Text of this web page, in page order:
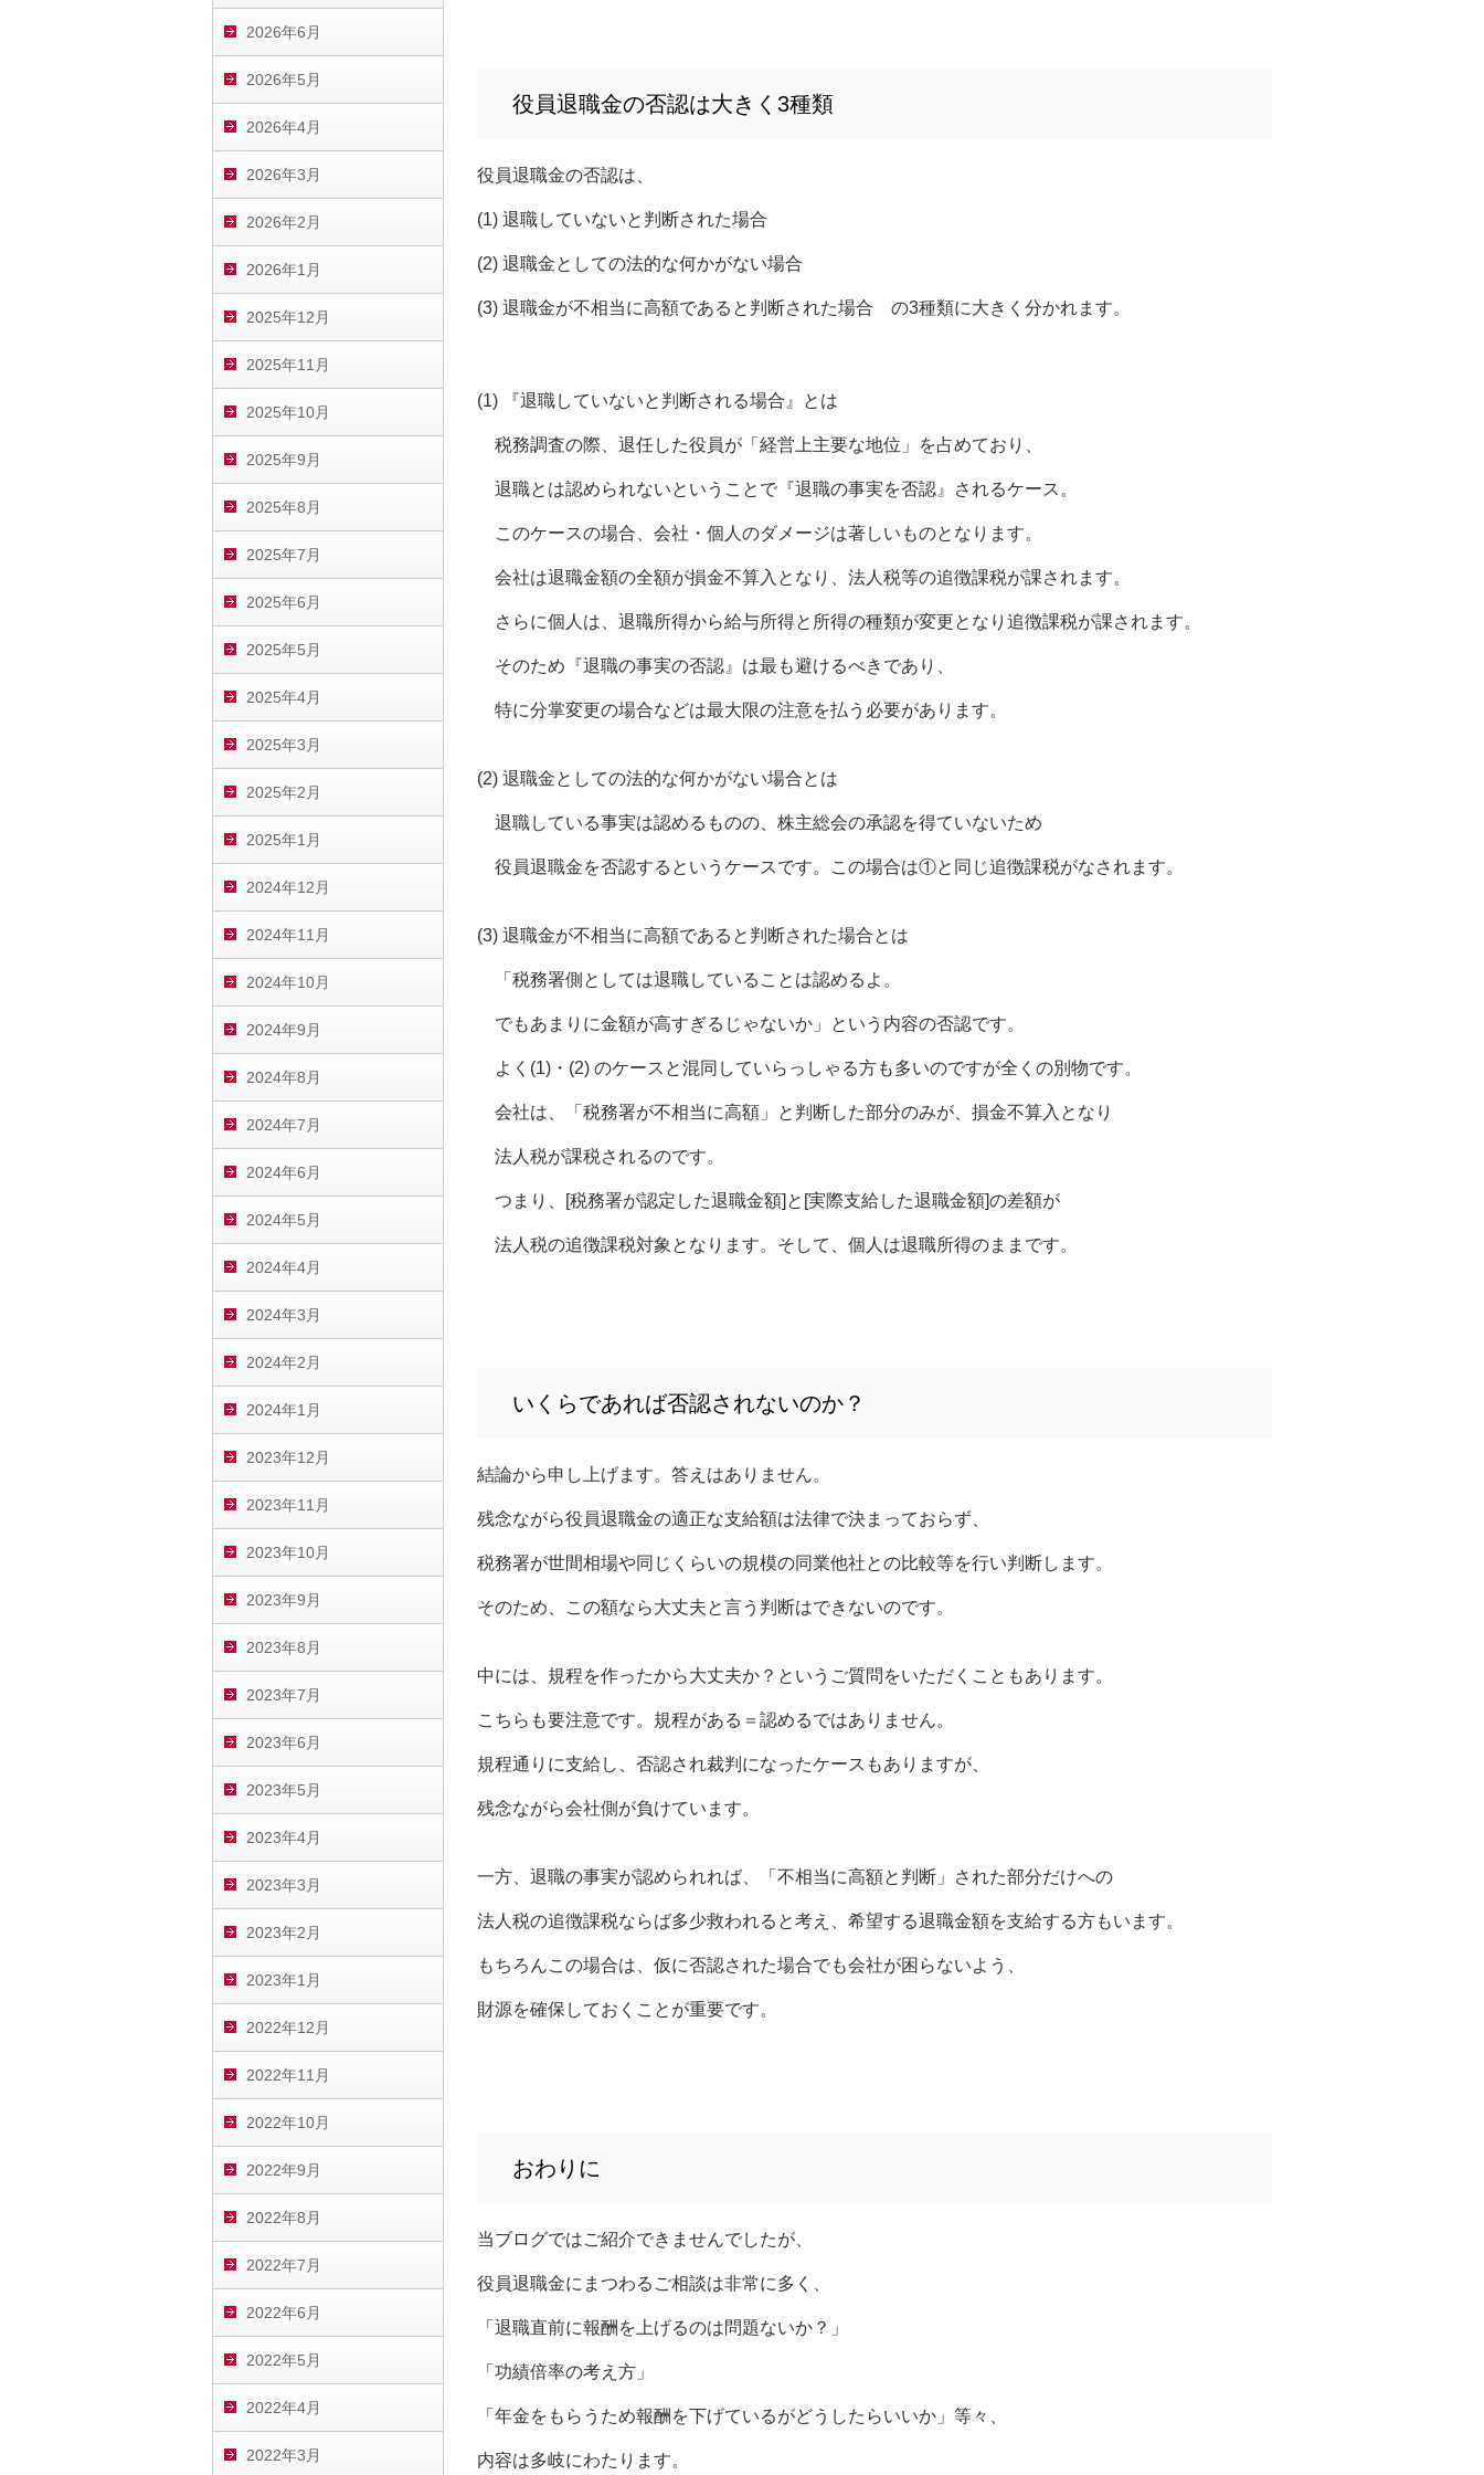
2026年6月
2026年5月
2026年4月
2026年3月
2026年2月
2026年1月
2025年12月
2025年11月
2025年10月
2025年9月
2025年8月
2025年7月
2025年6月
2025年5月
2025年4月
2025年3月
2025年2月
2025年1月
2024年12月
2024年11月
2024年10月
2024年9月
2024年8月
2024年7月
2024年6月
2024年5月
2024年4月
2024年3月
2024年2月
2024年1月
2023年12月
2023年11月
2023年10月
2023年9月
2023年8月
2023年7月
2023年6月
2023年5月
2023年4月
2023年3月
2023年2月
2023年1月
2022年12月
2022年11月
2022年10月
2022年9月
2022年8月
2022年7月
2022年6月
2022年5月
2022年4月
2022年3月
役員退職金の否認は大きく3種類
役員退職金の否認は、
(1) 退職していないと判断された場合
(2) 退職金としての法的な何かがない場合
(3) 退職金が不相当に高額であると判断された場合 の3種類に大きく分かれます。
(1) 『退職していないと判断される場合』とは
税務調査の際、退任した役員が「経営上主要な地位」を占めており、
退職とは認められないということで『退職の事実を否認』されるケース。
このケースの場合、会社・個人のダメージは著しいものとなります。
会社は退職金額の全額が損金不算入となり、法人税等の追徴課税が課されます。
さらに個人は、退職所得から給与所得と所得の種類が変更となり追徴課税が課されます。
そのため『退職の事実の否認』は最も避けるべきであり、
特に分掌変更の場合などは最大限の注意を払う必要があります。
(2) 退職金としての法的な何かがない場合とは
退職している事実は認めるものの、株主総会の承認を得ていないため
役員退職金を否認するというケースです。この場合は①と同じ追徴課税がなされます。
(3) 退職金が不相当に高額であると判断された場合とは
「税務署側としては退職していることは認めるよ。
でもあまりに金額が高すぎるじゃないか」という内容の否認です。
よく(1)・(2) のケースと混同していらっしゃる方も多いのですが全くの別物です。
会社は、「税務署が不相当に高額」と判断した部分のみが、損金不算入となり
法人税が課税されるのです。
つまり、[税務署が認定した退職金額]と[実際支給した退職金額]の差額が
法人税の追徴課税対象となります。そして、個人は退職所得のままです。
いくらであれば否認されないのか？
結論から申し上げます。答えはありません。
残念ながら役員退職金の適正な支給額は法律で決まっておらず、
税務署が世間相場や同じくらいの規模の同業他社との比較等を行い判断します。
そのため、この額なら大丈夫と言う判断はできないのです。
中には、規程を作ったから大丈夫か？というご質問をいただくこともあります。
こちらも要注意です。規程がある＝認めるではありません。
規程通りに支給し、否認され裁判になったケースもありますが、
残念ながら会社側が負けています。
一方、退職の事実が認められれば、「不相当に高額と判断」された部分だけへの
法人税の追徴課税ならば多少救われると考え、希望する退職金額を支給する方もいます。
もちろんこの場合は、仮に否認された場合でも会社が困らないよう、
財源を確保しておくことが重要です。
おわりに
当ブログではご紹介できませんでしたが、
役員退職金にまつわるご相談は非常に多く、
「退職直前に報酬を上げるのは問題ないか？」
「功績倍率の考え方」
「年金をもらうため報酬を下げているがどうしたらいいか」等々、
内容は多岐にわたります。